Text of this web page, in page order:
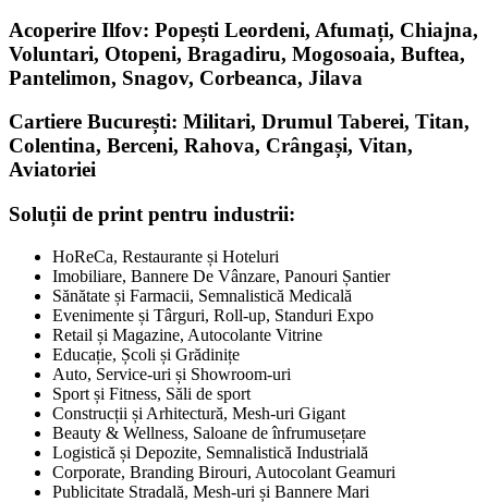
Acoperire Ilfov: Popești Leordeni, Afumați, Chiajna,
Voluntari, Otopeni, Bragadiru, Mogosoaia, Buftea,
Pantelimon, Snagov, Corbeanca, Jilava
Cartiere București: Militari, Drumul Taberei, Titan,
Colentina, Berceni, Rahova, Crângași, Vitan,
Aviatoriei
Soluții de print pentru industrii:
HoReCa, Restaurante și Hoteluri
Imobiliare, Bannere De Vânzare, Panouri Șantier
Sănătate și Farmacii, Semnalistică Medicală
Evenimente și Târguri, Roll-up, Standuri Expo
Retail și Magazine, Autocolante Vitrine
Educație, Școli și Grădinițe
Auto, Service-uri și Showroom-uri
Sport și Fitness, Săli de sport
Construcții și Arhitectură, Mesh-uri Gigant
Beauty & Wellness, Saloane de înfrumusețare
Logistică și Depozite, Semnalistică Industrială
Corporate, Branding Birouri, Autocolant Geamuri
Publicitate Stradală, Mesh-uri și Bannere Mari